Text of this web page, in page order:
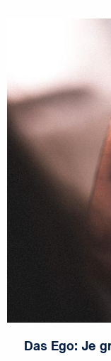
Das Ego: Je